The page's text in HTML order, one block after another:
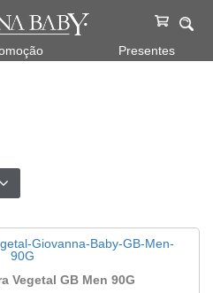
Presentes
Vegetal GB Men 90G